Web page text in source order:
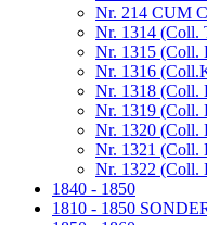
Nr. 214 CUM
Nr. 1314 (Coll.
Nr. 1315 (Coll.
Nr. 1316
Nr. 1318 (Coll.
Nr. 1319 (Coll.
Nr. 1320 (Coll.
Nr. 1321 (Coll.
Nr. 1322 (Coll.
1840 - 1850
1810 - 1850